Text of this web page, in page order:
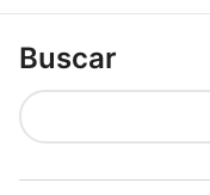
Buscar